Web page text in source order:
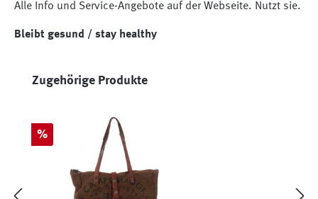
Alle Info und Service-Angebote auf der Webseite. Nutzt sie.
Bleibt gesund / stay healthy
Produktgalerie überspringen
Zugehörige Produkte
Rabatt
%